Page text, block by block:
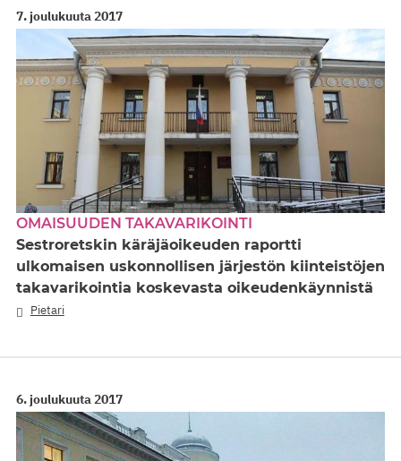
7. joulukuuta 2017
OMAISUUDEN TAKAVARIKOINTI
Sestroretskin käräjäoikeuden raportti
ulkomaisen uskonnollisen järjestön kiinteistöjen
takavarikointia koskevasta oikeudenkäynnistä
Pietari
6. joulukuuta 2017